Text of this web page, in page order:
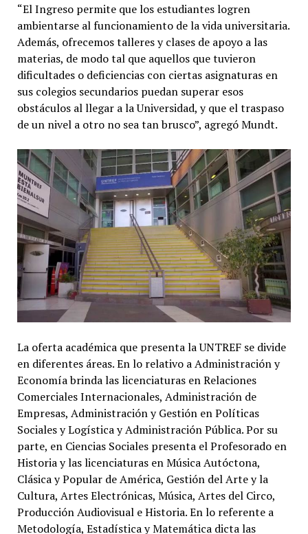
“El Ingreso permite que los estudiantes logren
ambientarse al funcionamiento de la vida universitaria.
Además, ofrecemos talleres y clases de apoyo a las
materias, de modo tal que aquellos que tuvieron
dificultades o deficiencias con ciertas asignaturas en
sus colegios secundarios puedan superar esos
obstáculos al llegar a la Universidad, y que el traspaso
de un nivel a otro no sea tan brusco”, agregó Mundt.
La oferta académica que presenta la UNTREF se divide
en diferentes áreas. En lo relativo a Administración y
Economía brinda las licenciaturas en Relaciones
Comerciales Internacionales, Administración de
Empresas, Administración y Gestión en Políticas
Sociales y Logística y Administración Pública. Por su
parte, en Ciencias Sociales presenta el Profesorado en
Historia y las licenciaturas en Música Autóctona,
Clásica y Popular de América, Gestión del Arte y la
Cultura, Artes Electrónicas, Música, Artes del Circo,
Producción Audiovisual e Historia. En lo referente a
Metodología, Estadística y Matemática dicta las